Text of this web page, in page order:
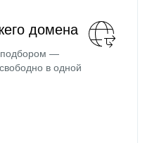
домена
подбором —
в одной